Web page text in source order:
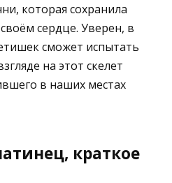
которая сохранила
сердце. Уверен, в
сможет испытать
на этот скелет
в наших местах
краткое